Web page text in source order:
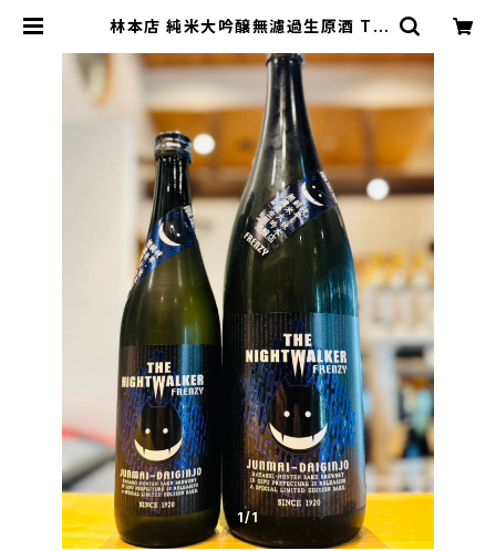
林本店 純米大吟醸無濾過生原酒 TH
0ml１本（林本店・岐阜県各務原市那
加新加納町） | 【BASE公式】福原酒
店｜創業1928年・広島の日本酒・限
定酒を全国通販
1/1